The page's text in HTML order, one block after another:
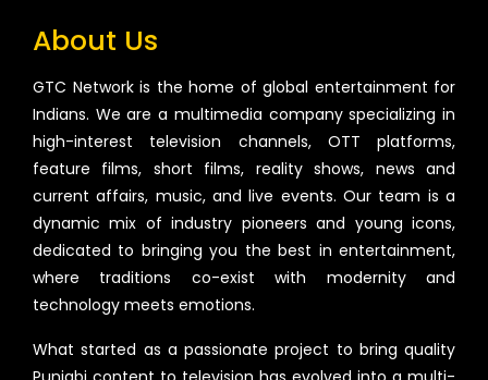
About Us
GTC Network is the home of global entertainment for
Indians. We are a multimedia company specializing in
high-interest television channels, OTT platforms,
feature films, short films, reality shows, news and
current affairs, music, and live events. Our team is a
dynamic mix of industry pioneers and young icons,
dedicated to bringing you the best in entertainment,
where traditions co-exist with modernity and
technology meets emotions.
What started as a passionate project to bring quality